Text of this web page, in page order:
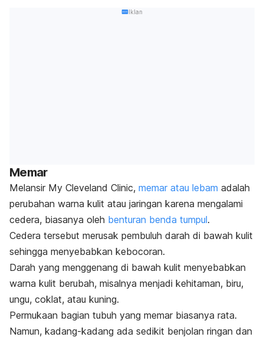
Iklan
Memar
Melansir My Cleveland Clinic, memar atau lebam adalah
perubahan warna kulit atau jaringan karena mengalami
cedera, biasanya oleh benturan benda tumpul.
Cedera tersebut merusak pembuluh darah di bawah kulit
sehingga menyebabkan kebocoran.
Darah yang menggenang di bawah kulit menyebabkan
warna kulit berubah, misalnya menjadi kehitaman, biru,
ungu, coklat, atau kuning.
Permukaan bagian tubuh yang memar biasanya rata.
Namun, kadang-kadang ada sedikit benjolan ringan dan